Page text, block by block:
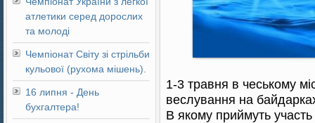
атлетики серед дорослих
та молоді
Чемпіонат Світу зі стрільби
кульової (рухома мішень).
16 липня - День
бухгалтера!
1-3 травня в чеському
веслування на
В якому приймуть